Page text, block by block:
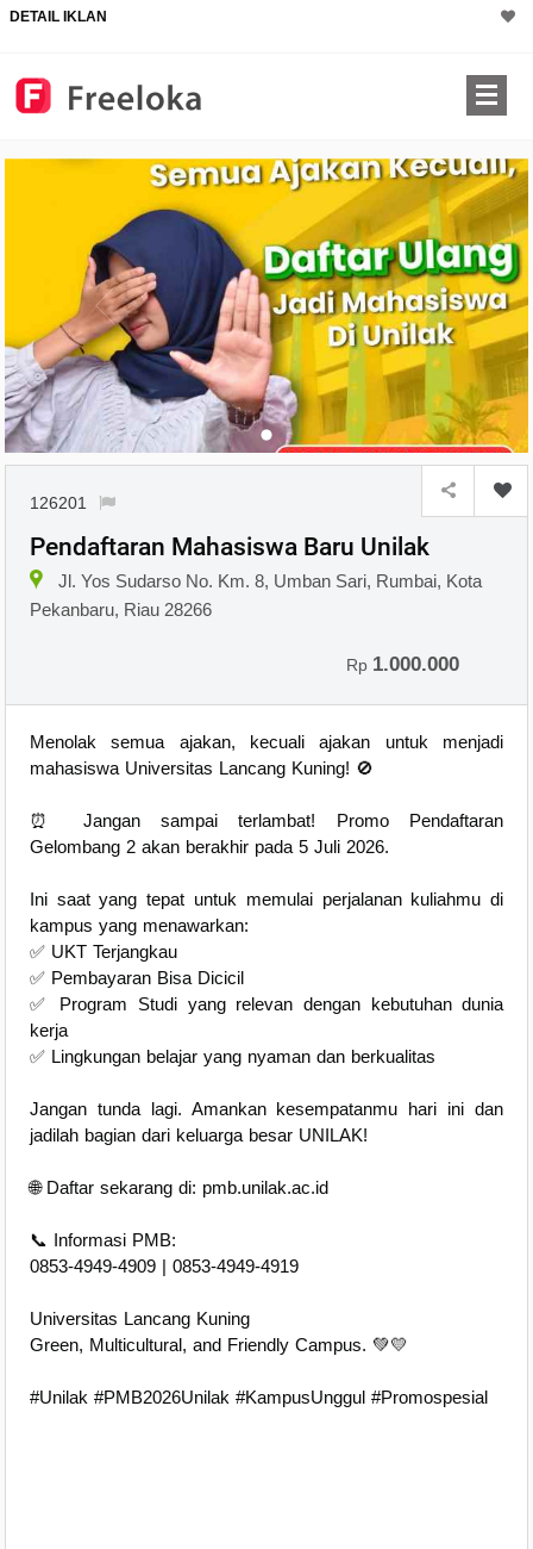
DETAIL IKLAN
126201
Pendaftaran Mahasiswa Baru Unilak
Jl. Yos Sudarso No. Km. 8, Umban Sari, Rumbai, Kota
Pekanbaru, Riau 28266
Rp 1.000.000
Menolak semua ajakan, kecuali ajakan untuk menjadi
mahasiswa Universitas Lancang Kuning! 🚫
⏰ Jangan sampai terlambat! Promo Pendaftaran
Gelombang 2 akan berakhir pada 5 Juli 2026.
Ini saat yang tepat untuk memulai perjalanan kuliahmu di
kampus yang menawarkan:
✅ UKT Terjangkau
✅ Pembayaran Bisa Dicicil
✅ Program Studi yang relevan dengan kebutuhan dunia
kerja
✅ Lingkungan belajar yang nyaman dan berkualitas
Jangan tunda lagi. Amankan kesempatanmu hari ini dan
jadilah bagian dari keluarga besar UNILAK!
🌐 Daftar sekarang di: pmb.unilak.ac.id
📞 Informasi PMB:
0853-4949-4909 | 0853-4949-4919
Universitas Lancang Kuning
Green, Multicultural, and Friendly Campus. 💚💛
#Unilak #PMB2026Unilak #KampusUnggul #Promospesial